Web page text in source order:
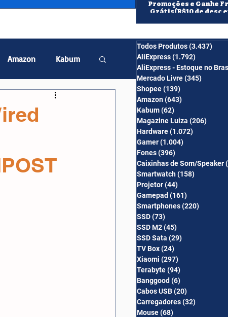
Promoções e Ganhe
Grátis(R$10 de desc
Amazon Kabum
Projetor
Todos Produtos(3.437)
AliExpress(1.792)
AliExpress - Estoque no
Mercado Livre(345)
Shopee(139)
Amazon(643)
Kabum(62)
Magazine Luiza (206)
Hardware(1.072)
Gamer(1.004)
Fones(396)
Caixinhas de Som/Speaker
Smartwatch(158)
Projetor(44)
Gamepad (161)
Smartphones(220)
SSD(73)
SSD M2(45)
SSD Sata (29)
TV Box(24)
Xiaomi (297)
Terabyte(94)
Banggood (6)
Cabos USB(20)
Carregadores(32)
Mouse(68)